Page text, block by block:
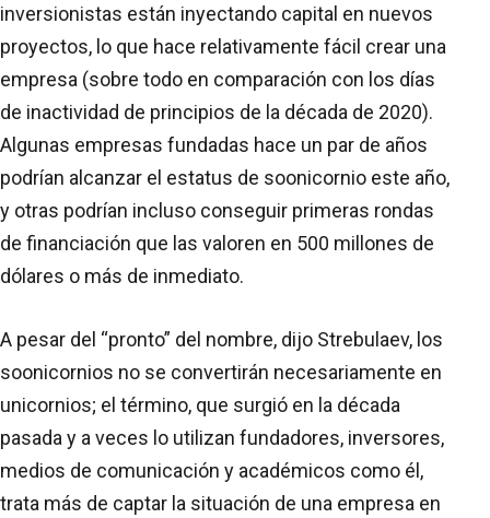
inversionistas están inyectando capital en nuevos
proyectos, lo que hace relativamente fácil crear una
empresa (sobre todo en comparación con los días
de inactividad de principios de la década de 2020).
Algunas empresas fundadas hace un par de años
podrían alcanzar el estatus de soonicornio este año,
y otras podrían incluso conseguir primeras rondas
de financiación que las valoren en 500 millones de
dólares o más de inmediato.
A pesar del “pronto” del nombre, dijo Strebulaev, los
soonicornios no se convertirán necesariamente en
unicornios; el término, que surgió en la década
pasada y a veces lo utilizan fundadores, inversores,
medios de comunicación y académicos como él,
trata más de captar la situación de una empresa en